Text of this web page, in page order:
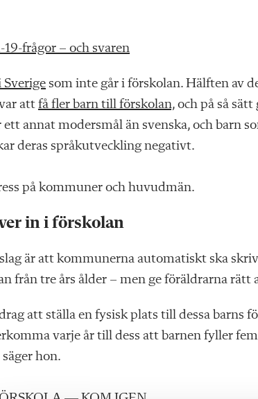
frågor – och svaren
Sverige som inte går i förskolan. Hälften av
att få fler barn till förskolan, och på så
annat modersmål än svenska, och barn
deras språkutveckling negativt.
på kommuner och huvudmän.
in i förskolan
är att kommunerna automatiskt ska
från tre års ålder – men ge föräldrarna rätt
att ställa en fysisk plats till dessa barns
varje år till dess att barnen fyller
hon.